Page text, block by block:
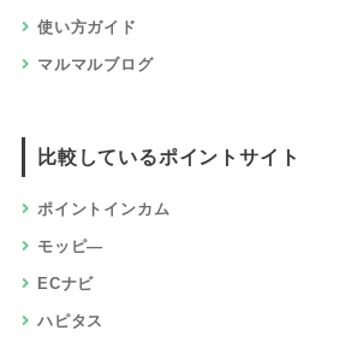
使い方ガイド
マルマルブログ
比較しているポイントサイト
ポイントインカム
モッピ―
ECナビ
ハピタス